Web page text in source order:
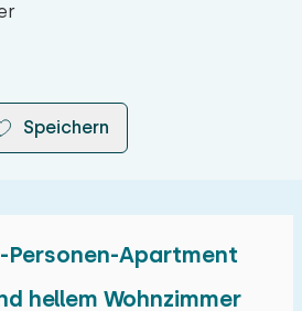
Speichern
Personen-Apartment
hellem Wohnzimmer